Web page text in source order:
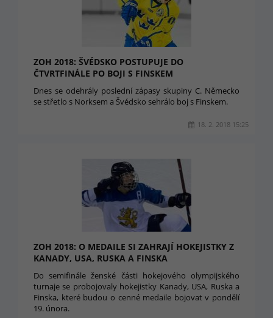
ZOH 2018: ŠVÉDSKO POSTUPUJE DO
ČTVRTFINÁLE PO BOJI S FINSKEM
Dnes se odehrály poslední zápasy skupiny C. Německo
se střetlo s Norksem a Švédsko sehrálo boj s Finskem.
18. 2. 2018 15:25
ZOH 2018: O MEDAILE SI ZAHRAJÍ HOKEJISTKY Z
KANADY, USA, RUSKA A FINSKA
Do semifinále ženské části hokejového olympijského
turnaje se probojovaly hokejistky Kanady, USA, Ruska a
Finska, které budou o cenné medaile bojovat v pondělí
19. února.